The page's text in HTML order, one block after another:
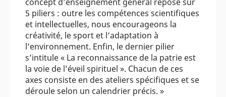
5 piliers : outre les compétences scientifiques
et intellectuelles, nous encourageons la
créativité, le sport et l’adaptation à
l’environnement. Enfin, le dernier pilier
s’intitule « La reconnaissance de la patrie est
la voie de l’éveil spirituel ». Chacun de ces
axes consiste en des ateliers spécifiques et se
déroule selon un calendrier précis. »